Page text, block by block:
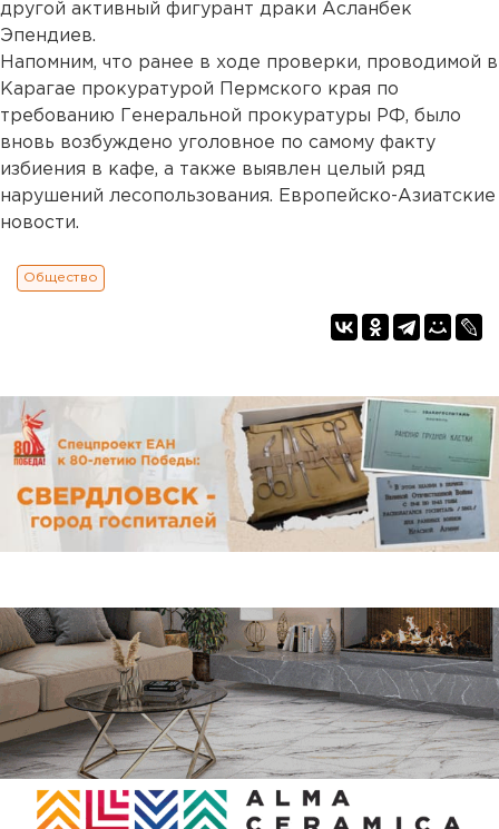
другой активный фигурант драки Асланбек
Эпендиев.
Напомним, что ранее в ходе проверки, проводимой в
Карагае прокуратурой Пермского края по
требованию Генеральной прокуратуры РФ, было
вновь возбуждено уголовное по самому факту
избиения в кафе, а также выявлен целый ряд
нарушений лесопользования. Европейско-Азиатские
новости.
Общество